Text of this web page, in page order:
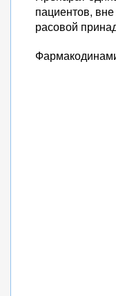
пациентов,
расовой